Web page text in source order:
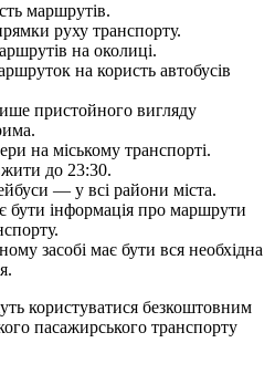
маршрутів.
руху транспорту.
на околиці.
на користь автобусів
пристойного вигляду
на міському транспорті.
до 23:30.
— у всі райони міста.
бути інформація про маршрути
засобі має бути вся необхідна
користуватися безкоштовним
пасажирського транспорту